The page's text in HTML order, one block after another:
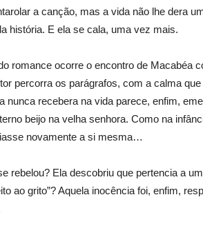
a canção, mas a vida não lhe dera
história. E ela se cala, uma vez mais.
romance ocorre o encontro de Macabéa
percorra os parágrafos, com a calma
nunca recebera na vida parece, enfim,
beijo na velha senhora. Como na
novamente a si mesma…
rebelou? Ela descobriu que pertencia a
ao grito”? Aquela inocência foi, enfim,